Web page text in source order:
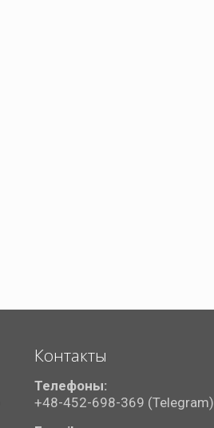
Контакты
Телефоны:
+48-452-698-369 (Telegram)